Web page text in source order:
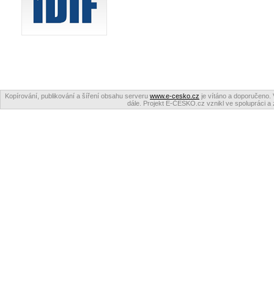
Kopírování, publikování a šíření obsahu serveru www.e-cesko.cz je vítáno a doporučeno.
dále. Projekt E-ČESKO.cz vznikl ve spolupráci